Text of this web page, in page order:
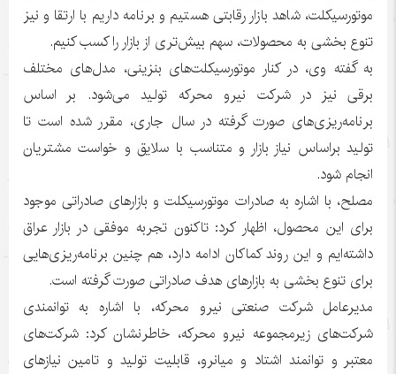
موتورسیکلت، شاهد بازار رقابتی هستیم و برنامه داریم با ارتقا و نیز
تنوع بخشی به محصولات، سهم بیش‌تری از بازار را کسب کنیم.
به گفته وی، در کنار موتورسیکلت‌های بنزینی، مدل‌های مختلف
برقی نیز در شرکت نیرو محرکه تولید می‌شود. بر اساس
برنامه‌ریزی‌های صورت گرفته در سال جاری، مقرر شده است تا
تولید براساس نیاز بازار و متناسب با سلایق و خواست مشتریان
انجام شود.
مصلح، با اشاره به صادرات موتورسیکلت و بازارهای صادراتی موجود
برای این محصول، اظهار کرد: تاکنون تجربه موفقی در بازار عراق
داشته‌ایم و این روند کماکان ادامه دارد، هم چنین برنامه‌ریزی‌هایی
برای تنوع بخشی به بازارهای هدف صادراتی صورت گرفته است.
مدیرعامل شرکت صنعتی نیرو محرکه، با اشاره به توانمندی
شرکت‌های زیرمجموعه نیرو محرکه، خاطرنشان کرد: شرکت‌های
معتبر و توانمند اشتاد و میانرو، قابلیت تولید و تامین نیازهای